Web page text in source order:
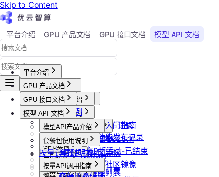
Skip to Content
平台介绍 GPU 产品文档 GPU 接口文档
模型 API 文档
Agent 社区
平台介绍
平台概述
平台介绍
加入社群
用户等级与推荐
会员等级
用户推荐
产品更新公告
GPU-新功能发布记录
模型API-新功能发布记录
活动及价格更新公告
双11夜间折扣-2025.11
2025国庆9折活动-已结束
GPU 产品文档
GPU产品介绍
功能概览
已上线卡型
可用区介绍
GPU操作指南
【新人必看】入门指南
镜像选择
创建实例
登录实例
本地数据上传
GPU抢占式实例
GPU抢占式实例
发布社区镜像
如何发布社区镜像
更新已发布的社区镜像
计费与回收
计费概览
GPU最佳实践
GPU 接口文档
API接口范例
CLI&Skills
常见错误码
GPU实例
创建GPU资源
获取实例资源列表
实例镜像
获取自制镜像列表
磁盘与云存储
模型 API 文档
模型API产品介绍
模型API服务
套餐包使用说明
套餐包快速上手
套餐计费逻辑
按量计费说明
按量API调用指南